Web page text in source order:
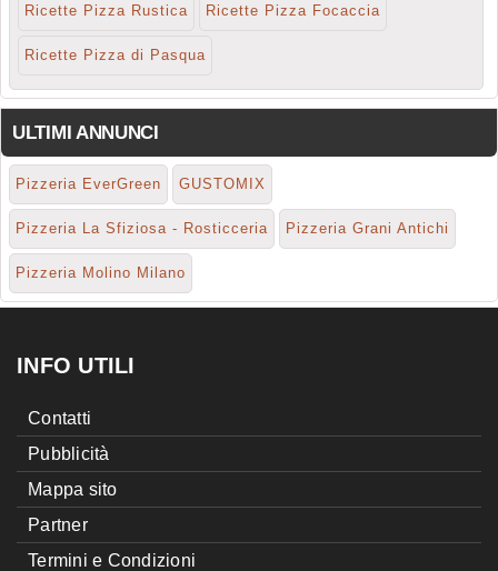
Ricette Pizza Rustica Ricette Pizza Focaccia
Ricette Pizza di Pasqua
ULTIMI ANNUNCI
Pizzeria EverGreen GUSTOMIX
Pizzeria La Sfiziosa - Rosticceria Pizzeria Grani Antichi
Pizzeria Molino Milano
INFO UTILI
Contatti
Pubblicità
Mappa sito
Partner
Termini e Condizioni